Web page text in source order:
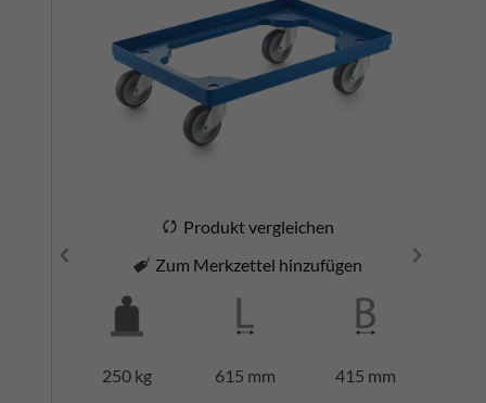
Produkt vergleichen
Zum Merkzettel hinzufügen
250 kg 615 mm 415 mm